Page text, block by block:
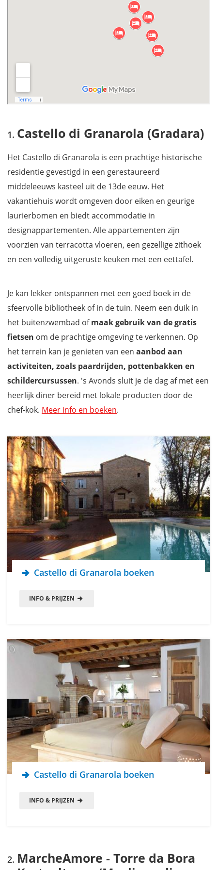
Castello di Granarola (Gradara)
Het Castello di Granarola is een prachtige historische
residentie gevestigd in een gerestaureerd
middeleeuws kasteel uit de 13de eeuw. Het
vakantiehuis wordt omgeven door eiken en geurige
laurierbomen en biedt accommodatie in
designappartementen. Alle appartementen zijn
voorzien van terracotta vloeren, een gezellige zithoek
en een volledig uitgeruste keuken met een eettafel.
Je kan lekker ontspannen met een goed boek in de
sfeervolle bibliotheek of in de tuin. Neem een duik in
het buitenzwembad ofmaak gebruik van de gratis
fietsen om de prachtige omgeving te verkennen. Op
het terrein kan je genieten van een aanbod aan
activiteiten, zoals paardrijden, pottenbakken en
schildercursussen. 's Avonds sluit je de dag af met een
heerlijk diner bereid met lokale producten door de
chef-kok. Meer info en boeken.
Castello di Granarola boeken
INFO & PRIJZEN
Castello di Granarola boeken
INFO & PRIJZEN
MarcheAmore - Torre da Bora